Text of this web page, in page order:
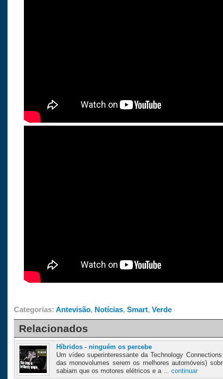
Categorias: Antevisão, Notícias, Smart, Verde
Relacionados
Híbridos - ninguém os percebe
Um vídeo superinteressante da Technology
das monovolumes serem os melhores automóveis)
sabiam que os motores elétricos e a ... continuar